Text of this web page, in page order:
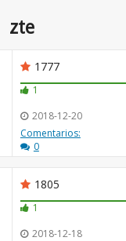
zte
1777
1
2018-12-20
Comentarios:
0
1805
1
2018-12-18